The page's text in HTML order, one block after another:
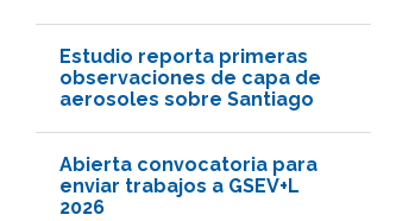
Estudio reporta primeras
observaciones de capa de
aerosoles sobre Santiago
Abierta convocatoria para
enviar trabajos a GSEV+L
2026